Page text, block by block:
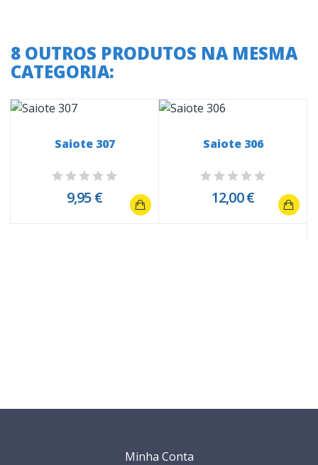
8 OUTROS PRODUTOS NA MESMA
CATEGORIA:
Saiote 307
9,95 €
Saiote 306
12,00 €
Minha Conta